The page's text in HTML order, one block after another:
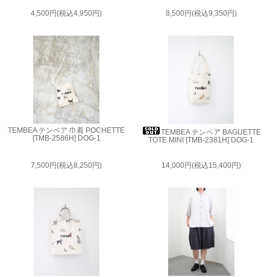
4,500円(税込4,950円) 8,500円(税込9,350円)
TEMBEA テンベア 巾着 POCHETTE
[TMB-2586H] DOG-1
7,500円(税込8,250円)
TEMBEA テンベア BAGUETTE
TOTE MINI [TMB-2381H] DOG-1
14,000円(税込15,400円)